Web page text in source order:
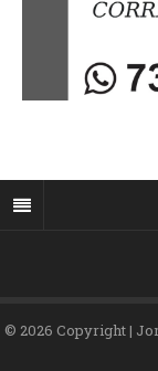
© 2026 Copyright |